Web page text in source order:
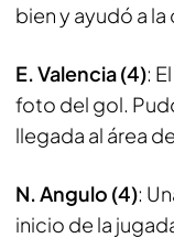
bien y ayudó a
E. Valencia (4):
foto del gol.
llegada al área
N. Angulo (4):
inicio de la